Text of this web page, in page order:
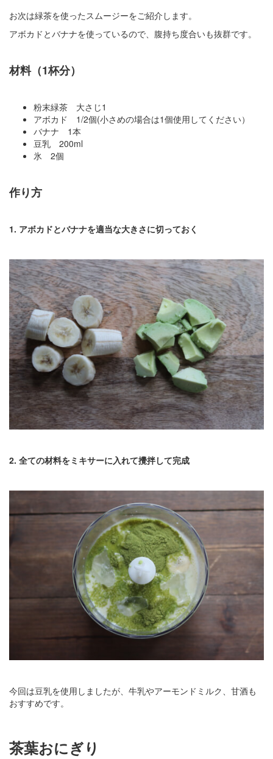
お次は緑茶を使ったスムージーをご紹介します。
アボカドとバナナを使っているので、腹持ち度合いも抜群です。
材料（1杯分）
粉末緑茶 大さじ1
アボカド 1/2個(小さめの場合は1個使用してください）
バナナ 1本
豆乳 200ml
氷 2個
作り方
1. アボカドとバナナを適当な大きさに切っておく
2. 全ての材料をミキサーに入れて攪拌して完成
今回は豆乳を使用しましたが、牛乳やアーモンドミルク、甘酒も
おすすめです。
茶葉おにぎり